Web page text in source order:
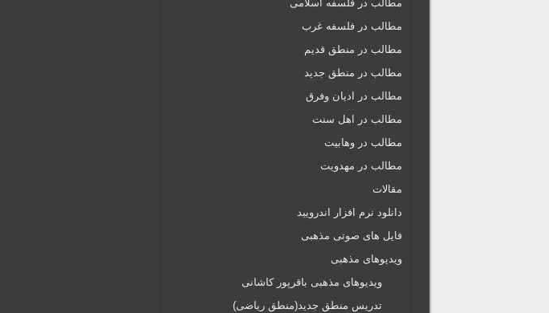
مطالب در فلسفه اسلامی
مطالب در فلسفه غرب
مطالب در منطق قدیم
مطالب در منطق جدید
مطالب در ادیان وفرق
مطالب در اهل سنت
مطالب در وهابیت
مطالب در مهدویت
مقالات
دانلود نرم افزار اندرویید
فایل های صوتی مذهبی
ویدیوهای مذهبی
ویدیوهای مذهبی باقرپور کاشانی
تدریس منطق جدید(منطق ریاضی)